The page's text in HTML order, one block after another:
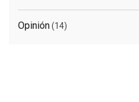
Opinión(14)